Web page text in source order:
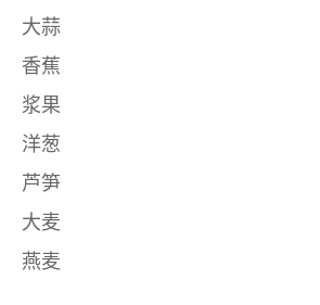
大蒜
香蕉
浆果
洋葱
芦笋
大麦
燕麦